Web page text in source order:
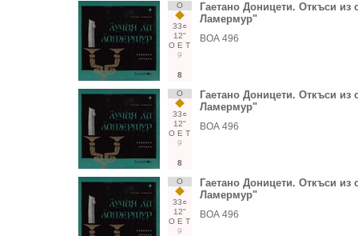
О
33○
12"
О Е Т
9
8
Гаетано Доницети. Откъси из
Ламермур"
ВОА 496
О
33○
12"
О Е Т
9
8
Гаетано Доницети. Откъси из
Ламермур"
ВОА 496
О
33○
12"
О Е Т
9
Гаетано Доницети. Откъси из
Ламермур"
ВОА 496